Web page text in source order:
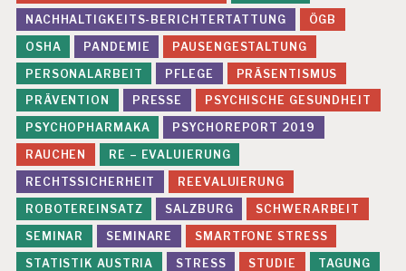
NACHHALTIGKEITS-BERICHTERTATTUNG
ÖGB
OSHA
PANDEMIE
PAUSENGESTALTUNG
PERSONALARBEIT
PFLEGE
PRÄSENTISMUS
PRÄVENTION
PRESSE
PSYCHISCHE GESUNDHEIT
PSYCHOPHARMAKA
PSYCHOREPORT 2019
RAUCHEN
RE – EVALUIERUNG
RECHTSSICHERHEIT
REEVALUIERUNG
ROBOTEREINSATZ
SALZBURG
SCHWERARBEIT
SEMINAR
SEMINARE
SMARTFONE STRESS
STATISTIK AUSTRIA
STRESS STUDIE
TAGUNG